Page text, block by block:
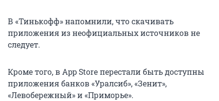
В «Тинькофф» напомнили, что скачивать
приложения из неофициальных источников не
следует.
Кроме того, в App Store перестали быть доступны
приложения банков «Уралсиб», «Зенит»,
«Левобережный» и «Приморье».